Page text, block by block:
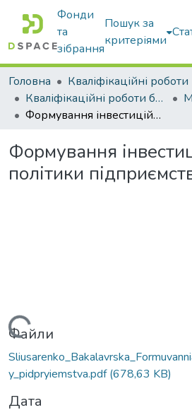
Фонди
та
зібрання
Пошук за
критеріями
Головна
Кваліфікаційні роботи
Кваліфікаційні роботи бакалаврів
Формування інвестиційної політики підприємства
Формування
політики
Файли
y_pidpryiemstva.pdf(678,63 KB)
Дата